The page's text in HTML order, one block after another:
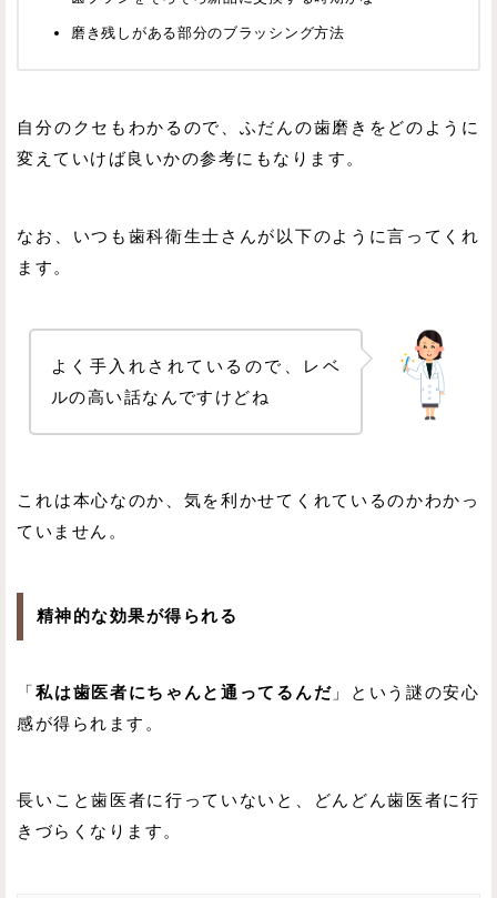
磨き残しがある部分のブラッシング方法
自分のクセもわかるので、ふだんの歯磨きをどのように
変えていけば良いかの参考にもなります。
なお、いつも歯科衛生士さんが以下のように言ってくれ
ます。
よく手入れされているので、レベ
ルの高い話なんですけどね
これは本心なのか、気を利かせてくれているのかわかっ
ていません。
精神的な効果が得られる
「私は歯医者にちゃんと通ってるんだ 」という謎の安心
感が得られます。
長いこと歯医者に行っていないと、どんどん歯医者に行
きづらくなります。